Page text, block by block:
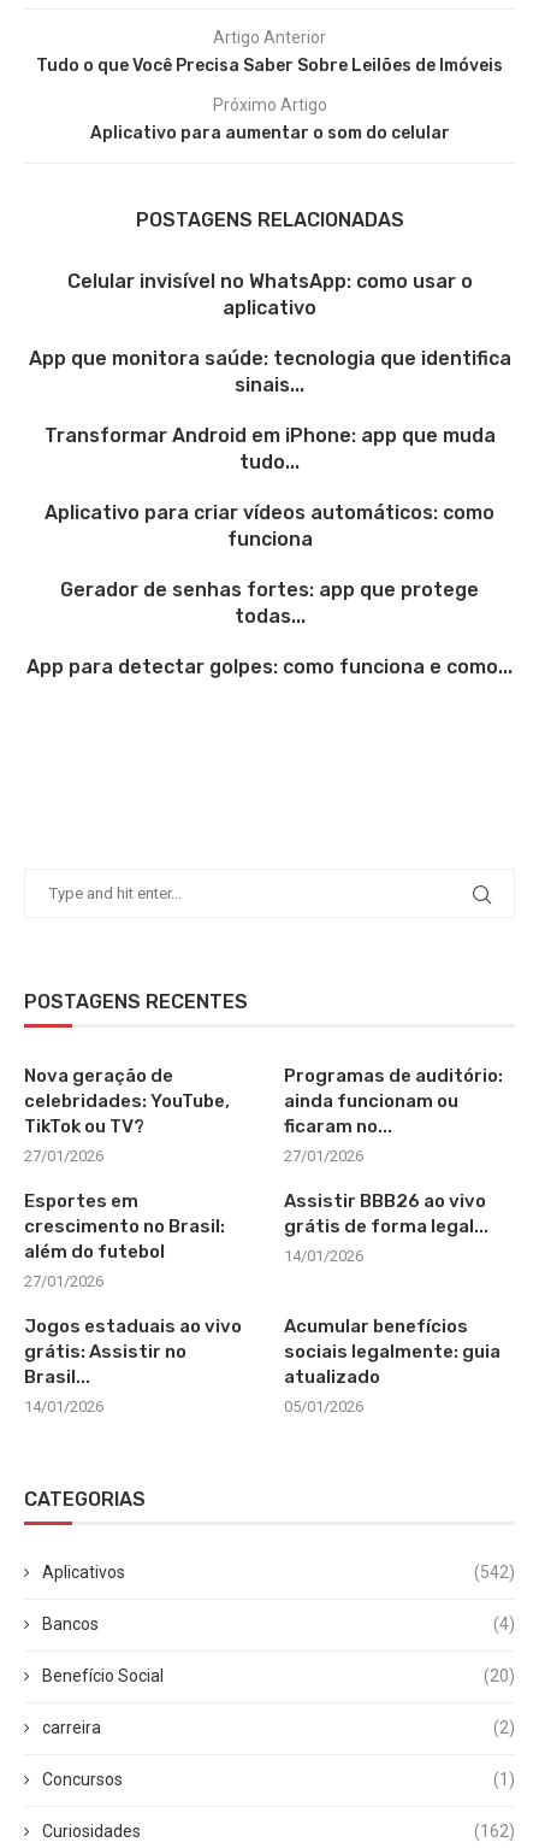
Artigo Anterior
Tudo o que Você Precisa Saber Sobre Leilões de Imóveis
Próximo Artigo
Aplicativo para aumentar o som do celular
POSTAGENS RELACIONADAS
Celular invisível no WhatsApp: como usar o
aplicativo
App que monitora saúde: tecnologia que identifica
sinais...
Transformar Android em iPhone: app que muda
tudo...
Aplicativo para criar vídeos automáticos: como
funciona
Gerador de senhas fortes: app que protege
todas...
App para detectar golpes: como funciona e como...
POSTAGENS RECENTES
Nova geração de
celebridades: YouTube,
TikTok ou TV?
27/01/2026
Programas de auditório:
ainda funcionam ou
ficaram no...
27/01/2026
Esportes em
crescimento no Brasil:
além do futebol
27/01/2026
Assistir BBB26 ao vivo
grátis de forma legal...
14/01/2026
Jogos estaduais ao vivo
grátis: Assistir no
Brasil...
14/01/2026
Acumular benefícios
sociais legalmente: guia
atualizado
05/01/2026
CATEGORIAS
Aplicativos (542)
Bancos (4)
Benefício Social (20)
carreira (2)
Concursos (1)
Curiosidades (162)